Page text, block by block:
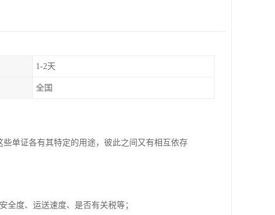
1-2天
全国
单证各有其特定的用途，彼此之间又有相互依存
全度、运送速度、是否有关税等；